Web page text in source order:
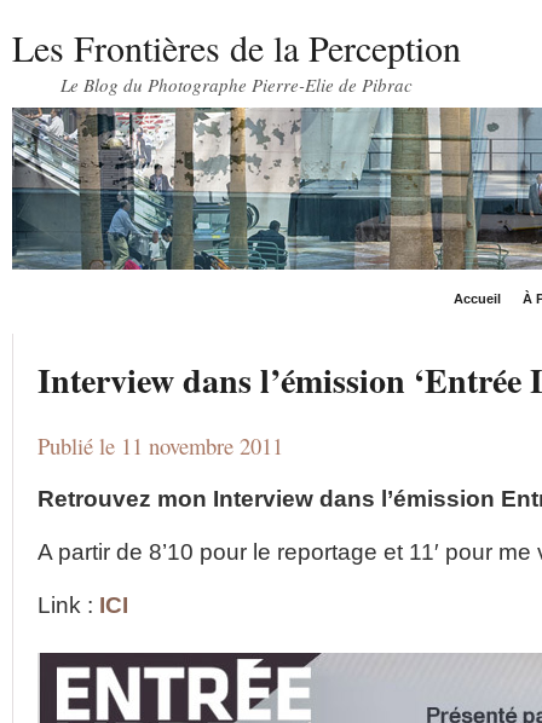
Les Frontières de la Perception
Le Blog du Photographe Pierre-Elie de Pibrac
Accueil À
Interview dans l’émission ‘Entrée
Publié le 11 novembre 2011
Retrouvez mon Interview dans l’émission
A partir de 8’10 pour le reportage et 11′ pour me
Link : ICI